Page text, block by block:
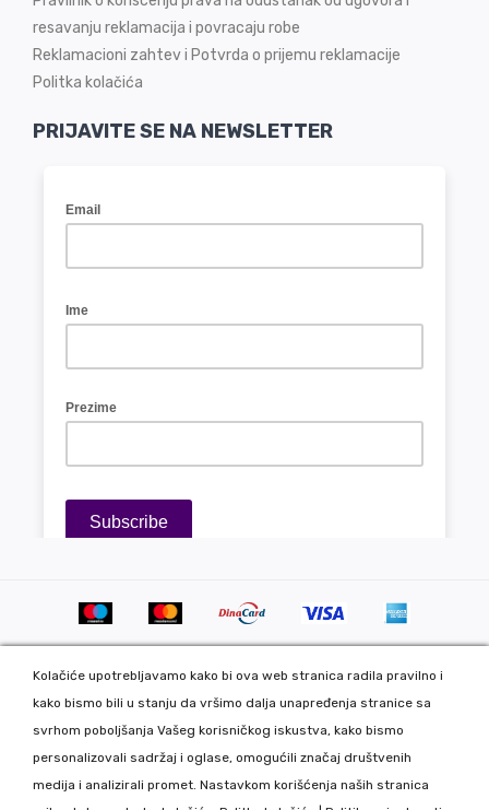
Kolačiće upotrebljavamo kako bi ova web stranica radila pravilno i
kako bismo bili u stanju da vršimo dalja unapređenja stranice sa
svrhom poboljšanja Vašeg korisničkog iskustva, kako bismo
personalizovali sadržaj i oglase, omogućili značaj društvenih
medija i analizirali promet. Nastavkom korišćenja naših stranica
resavanju reklamacija i povracaju robe
Reklamacioni zahtev i Potvrda o prijemu reklamacije
Politka kolačića
PRIJAVITE SE NA NEWSLETTER
Copyright 2020 DekorDom Group DOO. All Rights Reserved. Web
development: CMS by Global Webmasters -